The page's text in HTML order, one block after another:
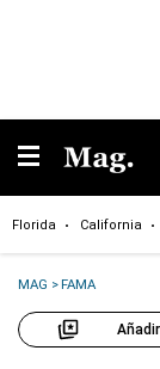
Florida California
MAG >FAMA